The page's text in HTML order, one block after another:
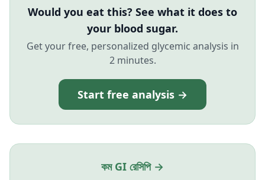
Would you eat this? See what it does to
your blood sugar.
Get your free, personalized glycemic analysis in
2 minutes.
Start free analysis →
কম GI রেসিপি →